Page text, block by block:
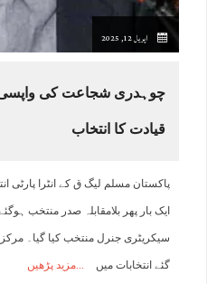
اپریل 12, 2025
چوہدری شجاعت کی واپسی:
قیادت کا انتخاب
پاکستان مسلم لیگ ق کے انٹرا
ایک بار پھر بلامقابلہ صدر منتخب
سیکریٹری جنرل منتخب کیا گیا۔
گئے انتخابات میں مزید پڑھیں